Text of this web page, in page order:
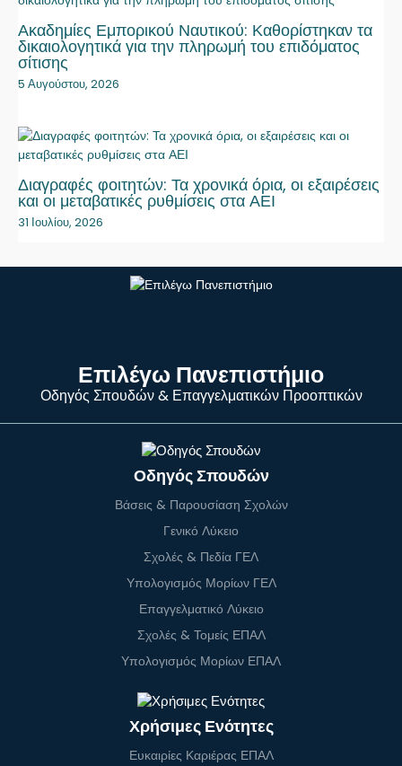
Ακαδημίες Εμπορικού Ναυτικού: Καθορίστηκαν τα
δικαιολογητικά για την πληρωμή του επιδόματος
σίτισης
5 Αυγούστου, 2026
Διαγραφές φοιτητών: Τα χρονικά όρια, οι εξαιρέσεις
και οι μεταβατικές ρυθμίσεις στα ΑΕΙ
31 Ιουλίου, 2026
Επιλέγω Πανεπιστήμιο
Οδηγός Σπουδών & Επαγγελματικών Προοπτικών
Οδηγός Σπουδών
Βάσεις & Παρουσίαση Σχολών
Γενικό Λύκειο
Σχολές & Πεδία ΓΕΛ
Υπολογισμός Μορίων ΓΕΛ
Επαγγελματικό Λύκειο
Σχολές & Τομείς ΕΠΑΛ
Υπολογισμός Μορίων ΕΠΑΛ
Χρήσιμες Ενότητες
Ευκαιρίες Καριέρας ΕΠΑΛ